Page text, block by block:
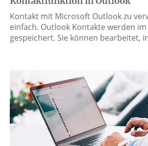
Kontakt mit Microsoft Outlook zu
einfach. Outlook Kontakte werden
gespeichert. Sie können bearbeitet,